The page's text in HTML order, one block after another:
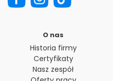
O nas
Historia firmy
Certyfikaty
Nasz zespół